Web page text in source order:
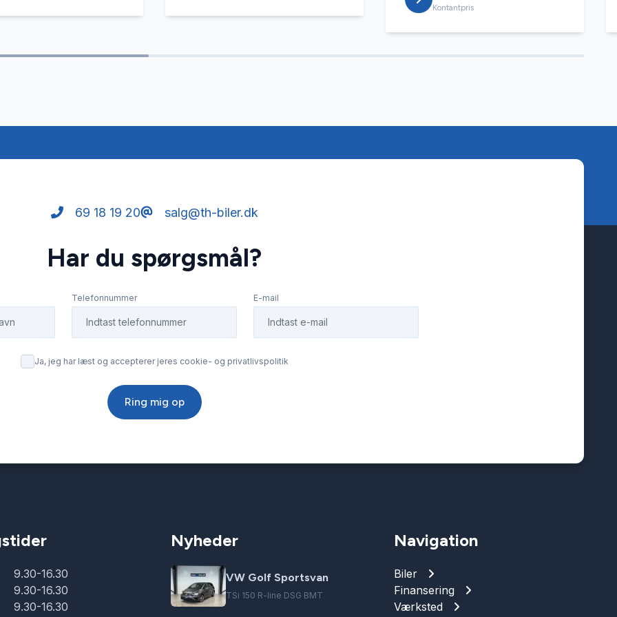
Kontantpris
69 18 19 20 salg@th-biler.dk
Har du spørgsmål?
Telefonnummer E-mail
Ja, jeg har læst og accepterer jeres cookie- og privatlivspolitik
Ring mig op
9.30-16.30
9.30-16.30
9.30-16.30
Nyheder
VW Golf Sportsvan
TSi 150 R-line DSG BMT
Navigation
Biler
Finansering
Værksted